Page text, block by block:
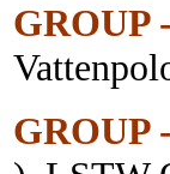
GROUP
GROUP